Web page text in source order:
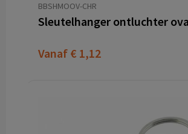
BBSHMOOV-CHR
Sleutelhanger ontluchter
Vanaf € 1,12